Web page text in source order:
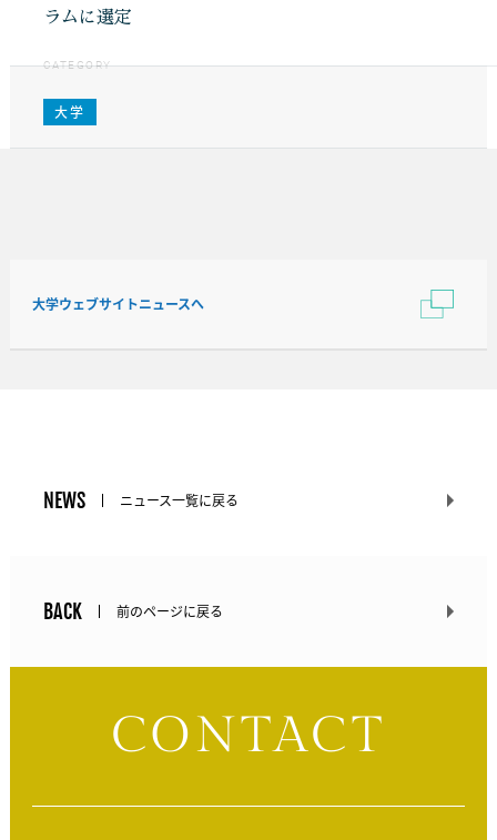
ラムに選定
CATEGORY
大学
大学ウェブサイトニュースへ
NEWS ニュース一覧に戻る
BACK 前のページに戻る
CONTACT